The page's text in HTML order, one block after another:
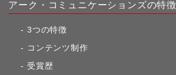
アーク・コミュニケーションズの特徴
3つの特徴
コンテンツ制作
受賞歴